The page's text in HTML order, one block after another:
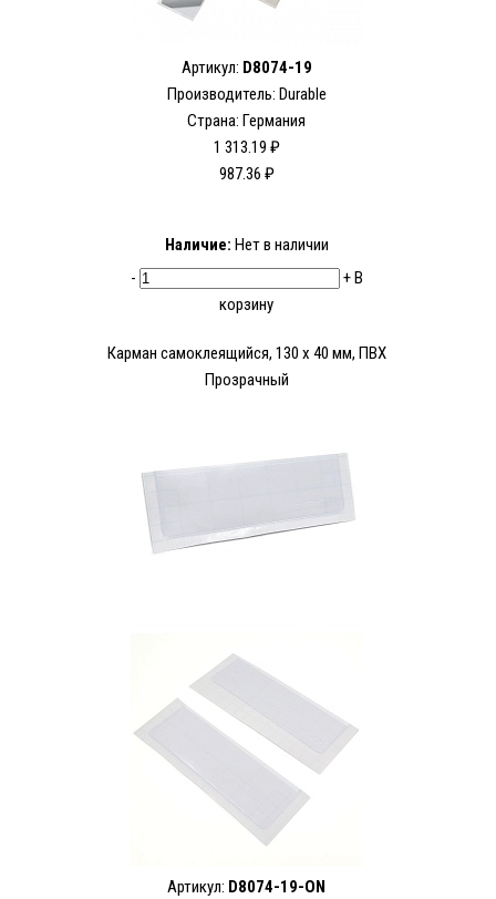
Артикул: D8074-19
Производитель: Durable
Страна: Германия
1 313.19 ₽
987.36 ₽
Наличие: Нет в наличии
-
+В
корзину
Карман самоклеящийся, 130 x 40 мм, ПВХ
Прозрачный
Артикул: D8074-19-ON